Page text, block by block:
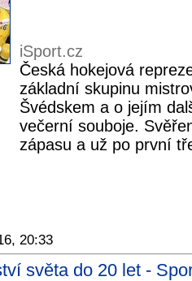
iSport.cz
Česká hokejová
základní skupinu
Švédskem a o jejím
večerní souboje.
zápasu a už po první
20:33
světa do 20 let -